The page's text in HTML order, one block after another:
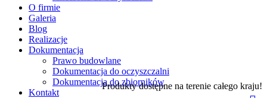
O firmie
Galeria
Blog
Realizacje
Dokumentacja
Prawo budowlane
Dokumentacja do oczyszczalni
Dokumentacja do zbiorników
Kontakt
Produkty dostępne na terenie całego kraju!